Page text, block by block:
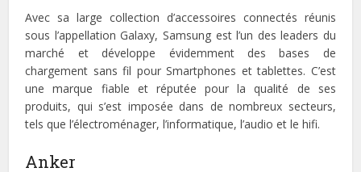
Avec sa large collection d’accessoires connectés réunis
sous l’appellation Galaxy, Samsung est l’un des leaders du
marché et développe évidemment des bases de
chargement sans fil pour Smartphones et tablettes. C’est
une marque fiable et réputée pour la qualité de ses
produits, qui s’est imposée dans de nombreux secteurs,
tels que l’électroménager, l’informatique, l’audio et le hifi.
Anker